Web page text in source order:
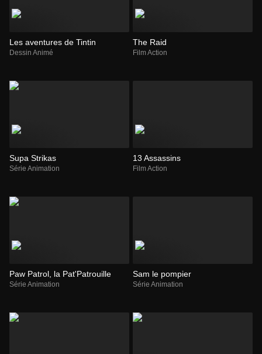
Les aventures de Tintin
Dessin Animé
The Raid
Film Action
Supa Strikas
Série Animation
13 Assassins
Film Action
Paw Patrol, la Pat'Patrouille
Série Animation
Sam le pompier
Série Animation